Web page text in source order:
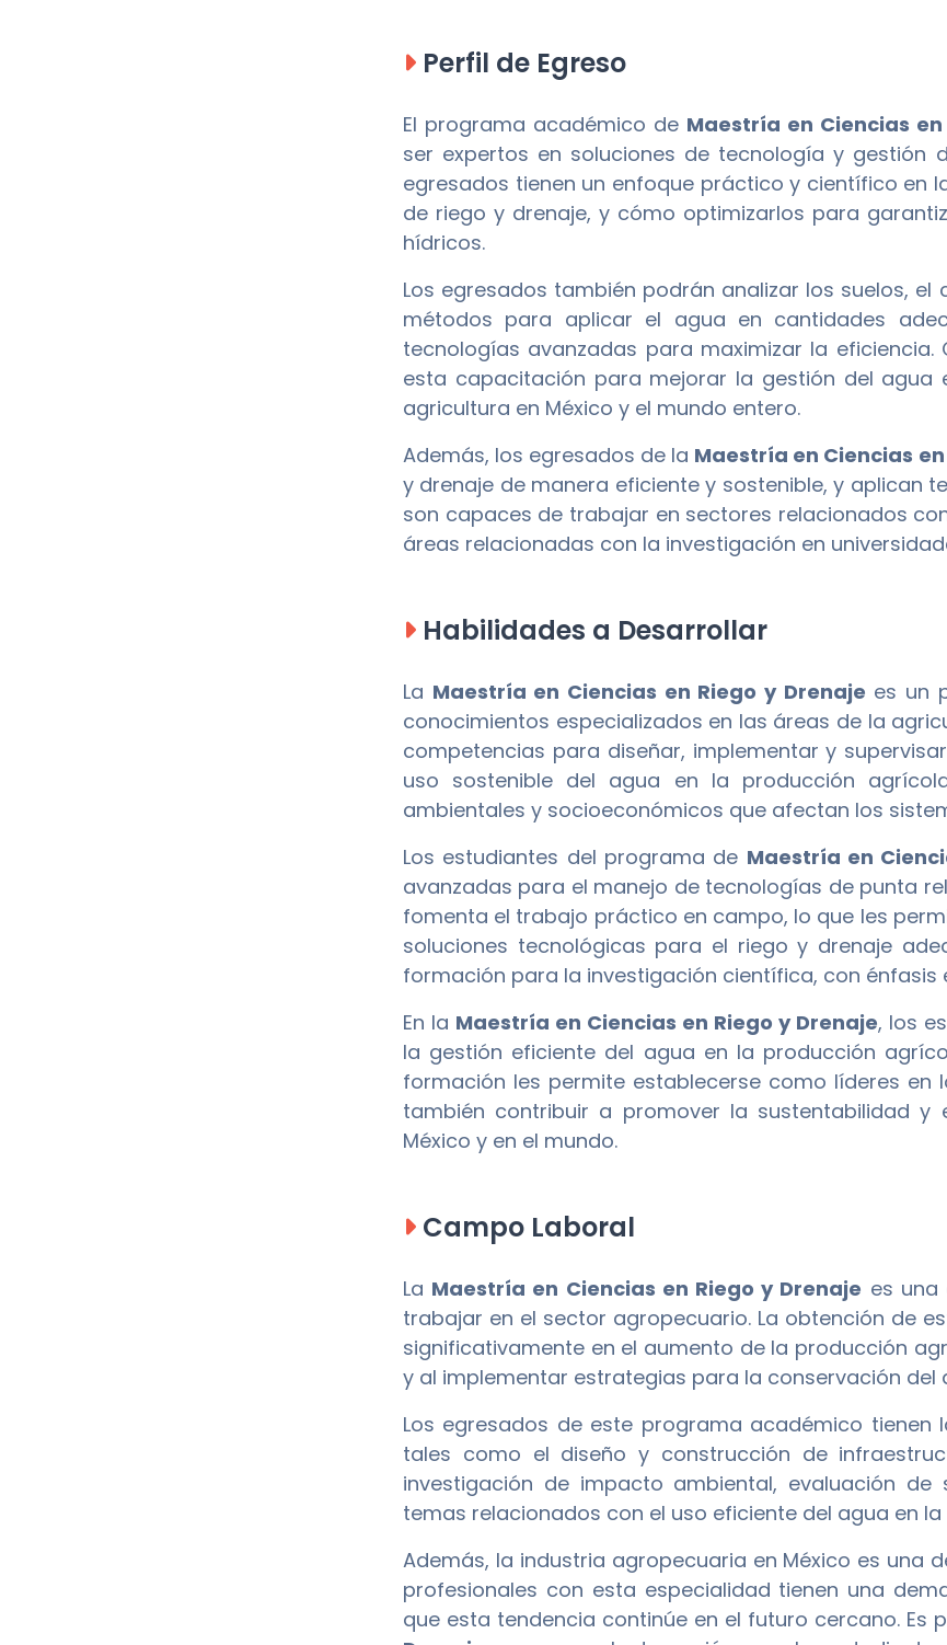
Perfil de Egreso
El programa académico de Maestría en Ciencias
ser expertos en soluciones de tecnología y gestión
egresados tienen un enfoque práctico y científico en
de riego y drenaje, y cómo optimizarlos para
hídricos.
Los egresados también podrán analizar los suelos,
métodos para aplicar el agua en cantidades
tecnologías avanzadas para maximizar la
esta capacitación para mejorar la gestión del
agricultura en México y el mundo entero.
Además, los egresados de la Maestría en Ciencias
y drenaje de manera eficiente y sostenible, y aplican
son capaces de trabajar en sectores relacionados
áreas relacionadas con la investigación en
Habilidades a Desarrollar
La Maestría en Ciencias en Riego y Drenaje es un
conocimientos especializados en las áreas de la
competencias para diseñar, implementar y
uso sostenible del agua en la producción
ambientales y socioeconómicos que afectan los
Los estudiantes del programa de Maestría en
avanzadas para el manejo de tecnologías de punta
fomenta el trabajo práctico en campo, lo que les
soluciones tecnológicas para el riego y drenaje
formación para la investigación científica, con
En la Maestría en Ciencias en Riego y Drenaje, los
la gestión eficiente del agua en la producción
formación les permite establecerse como líderes
también contribuir a promover la sustentabilidad y
México y en el mundo.
Campo Laboral
La Maestría en Ciencias en Riego y Drenaje es una
trabajar en el sector agropecuario. La obtención de
significativamente en el aumento de la producción
y al implementar estrategias para la conservación del
Los egresados de este programa académico
tales como el diseño y construcción de
investigación de impacto ambiental, evaluación
temas relacionados con el uso eficiente del agua en
Además, la industria agropecuaria en México es una
profesionales con esta especialidad tienen una
que esta tendencia continúe en el futuro cercano. Es